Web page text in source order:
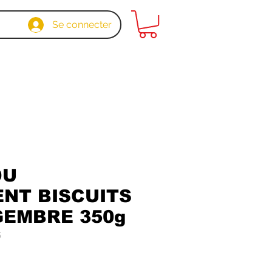
Se connecter
BISCUITS
350g